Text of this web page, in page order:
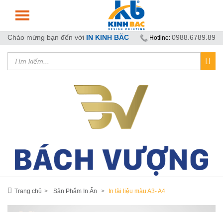
Chào mừng bạn đến với IN KINH BẮC Hotline: 0988.6789.89
Trang chủ Sản Phẩm In Ấn In tài liệu màu A3- A4